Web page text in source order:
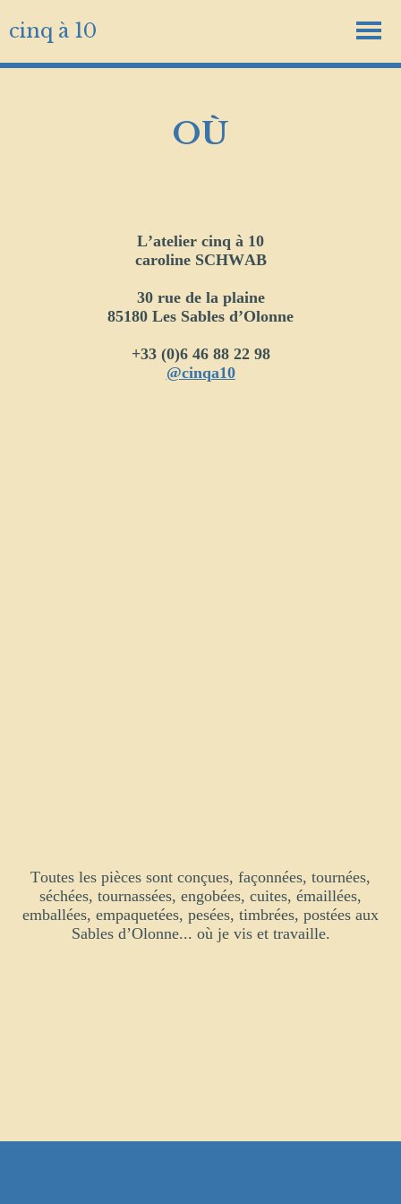
cinq à 10
OÙ
L’atelier cinq à 10
caroline SCHWAB
30 rue de la plaine
85180 Les Sables d’Olonne
+33 (0)6 46 88 22 98
@cinqa10
Toutes les pièces sont conçues, façonnées, tournées,
séchées, tournassées, engobées, cuites, émaillées,
emballées, empaquetées, pesées, timbrées, postées aux
Sables d’Olonne... où je vis et travaille.